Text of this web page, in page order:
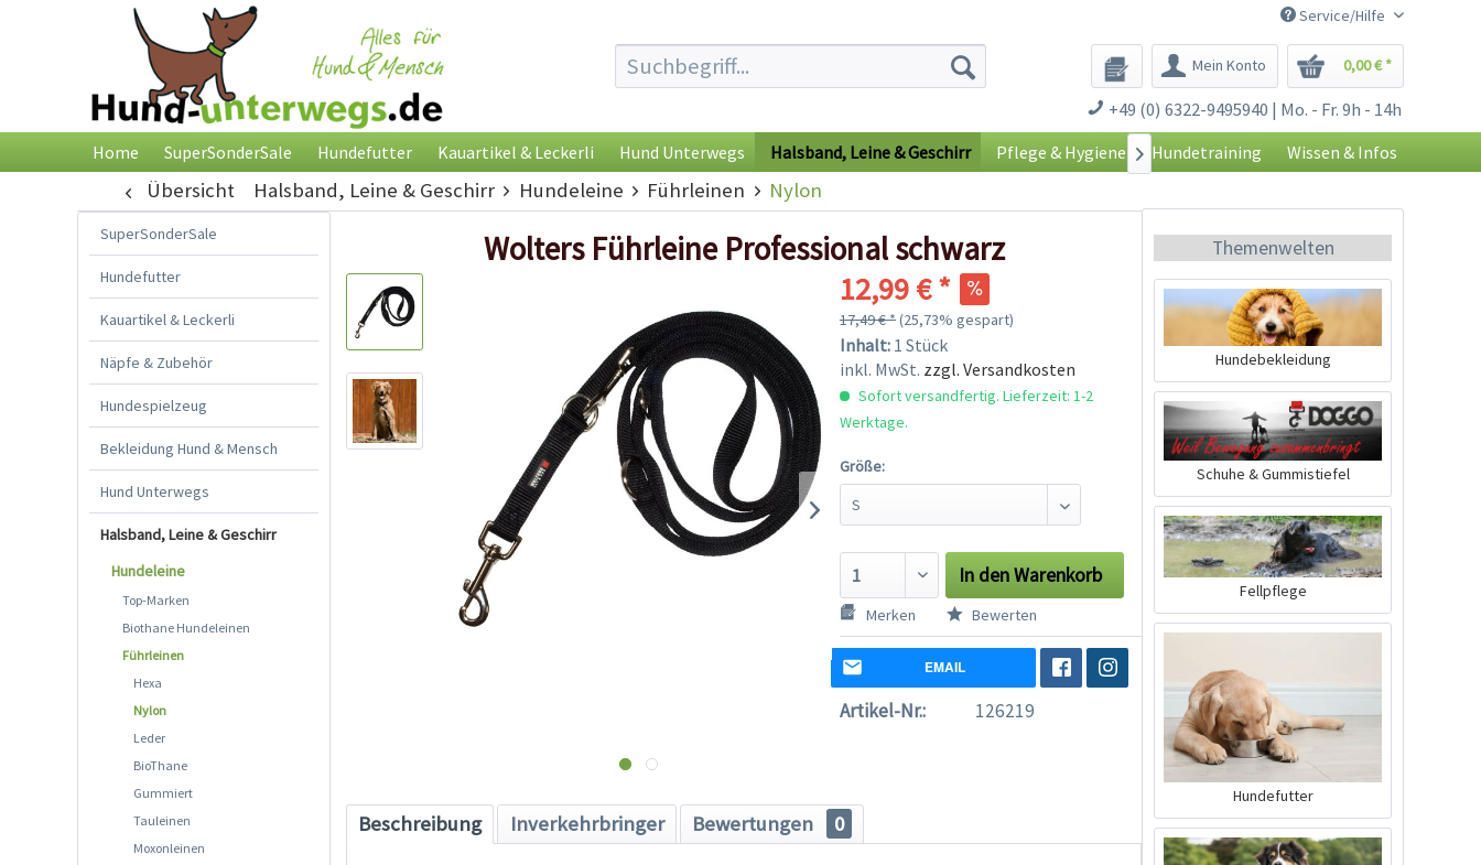
Service/Hilfe
Mein Konto 0,00 € *
+49 (0) 6322-9495940 | Mo. - Fr. 9h - 14h
Home SuperSonderSale Hundefutter Kauartikel & Leckerli Hund Unterwegs Halsband, Leine & Geschirr Pflege & Hygiene Hundetraining Wissen & Infos

Übersicht Halsband, Leine & Geschirr Hundeleine Führleinen Nylon
SuperSonderSale
Hundefutter
Kauartikel & Leckerli
Näpfe & Zubehör
Hundespielzeug
Bekleidung Hund & Mensch
Hund Unterwegs
Halsband, Leine & Geschirr
Hundeleine
Top-Marken
Biothane Hundeleinen
Führleinen
Hexa
Nylon
Leder
BioThane
Gummiert
Tauleinen
Moxonleinen
Wolters Führleine Professional schwarz
12,99 € *
17,49 € *(25,73% gespart)
Inhalt: 1 Stück
inkl. MwSt. zzgl. Versandkosten
Sofort versandfertig. Lieferzeit: 1-2
Werktage.
Größe:
In den Warenkorb
Merken Bewerten
EMAIL
Artikel-Nr.: 126219
Beschreibung Inverkehrbringer Bewertungen 0
Themenwelten
Hundebekleidung
Schuhe & Gummistiefel
Fellpflege
Hundefutter